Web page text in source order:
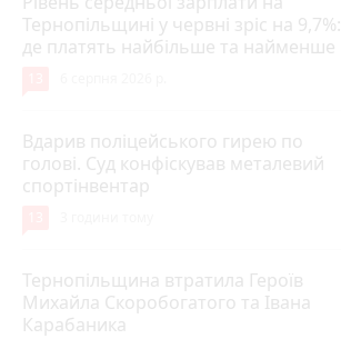
Тернопільщині у червні зріс на 9,7%:
де платять найбільше та найменше
Вдарив поліцейського гирею по
голові. Суд конфіскував металевий
спортінвентар
Тернопільщина втратила Героїв
Михайла Скоробогатого та Івана
Карабаника